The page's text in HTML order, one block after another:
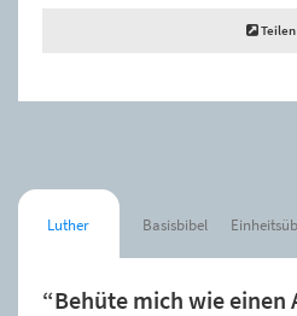
Teilen
Luther Basisbibel
“Behüte mich wie einen